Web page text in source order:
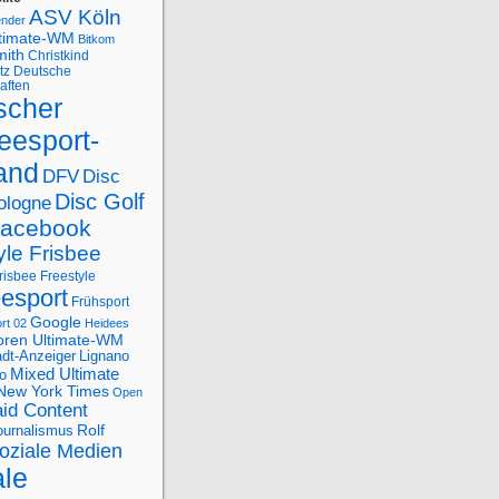
ASV Köln
WM Bitkom
Christkind
Deutsche
DFV Disc
Disc Golf
Frisbee
Freestyle
Frühsport
02 Google Heidees
Ultimate-WM
Anzeiger Lignano
Mixed Ultimate
York Times Open
Content
Rolf
Medien